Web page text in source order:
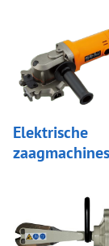
Elektrische
zaagmachines